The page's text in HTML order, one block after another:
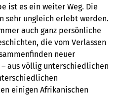
ist es ein weiter Weg. Die
sehr ungleich erlebt werden.
auch ganz persönliche
die vom Verlassen
neuer
aus völlig unterschiedlichen
einigen Afrikanischen